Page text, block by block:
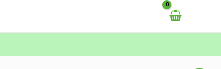
المحتوى